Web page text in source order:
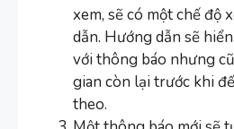
xem, sẽ có một chế độ
dẫn. Hướng dẫn sẽ
với thông báo nhưng
gian còn lại trước khi
theo.